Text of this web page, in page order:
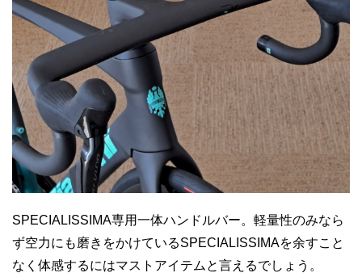
SPECIALISSIMA専用一体ハンドルバー。軽量性のみなら
ず空力にも磨きをかけているSPECIALISSIMAを余すこと
なく体感するにはマストアイテムと言えるでしょう。